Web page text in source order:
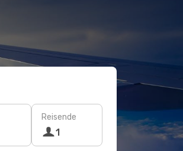
Reisende
1